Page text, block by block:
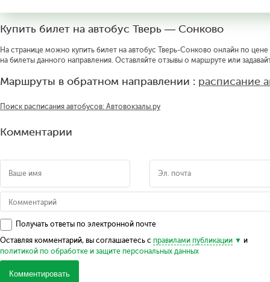
Купить билет на автобус Тверь — Сонково
На странице можно купить билет на автобус Тверь-Сонково онлайн по
на билеты данного направления. Оставляйте отзывы о маршруте или
Маршруты в обратном направлении : расписание
Поиск расписания автобусов: Автовокзалы.ру
Комментарии
Получать ответы по электронной почте
Оставляя комментарий, вы соглашаетесь с правилами публикации
и
политикой по обработке и защите персональных данных
Комментировать